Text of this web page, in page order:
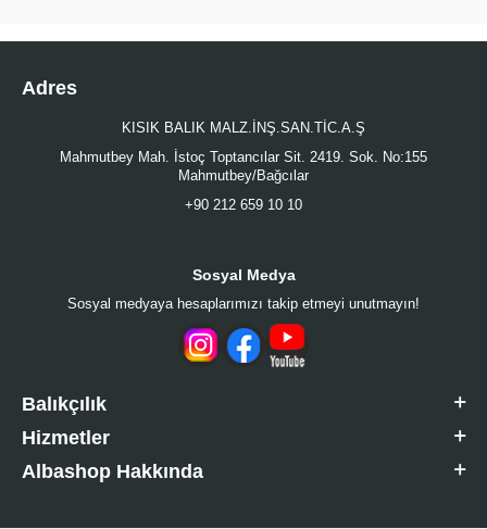
Adres
KISIK BALIK MALZ.İNŞ.SAN.TİC.A.Ş
Mahmutbey Mah. İstoç Toptancılar Sit. 2419. Sok. No:155
Mahmutbey/Bağcılar
+90 212 659 10 10
Sosyal Medya
Sosyal medyaya hesaplarımızı takip etmeyi unutmayın!
Balıkçılık
Hizmetler
Albashop Hakkında